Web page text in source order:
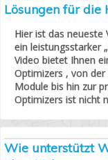
Lösungen für die
Hier ist das
ein leistungsstarker
Video bietet Ihnen
Optimizers , von
Module bis hin zur
Optimizers ist nicht
Wie unterstützt